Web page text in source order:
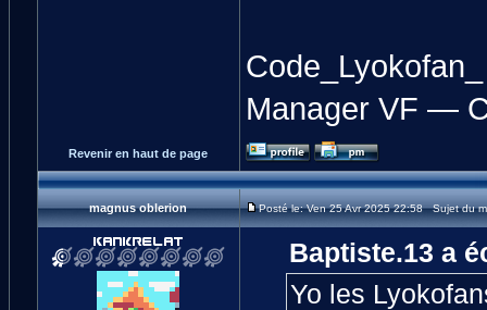
Code_Lyokofan_
Manager VF —
Revenir en haut de page
magnus oblerion Posté le: Ven 25 Avr 2025 22:58 Sujet du
Baptiste.13 a
Yo les